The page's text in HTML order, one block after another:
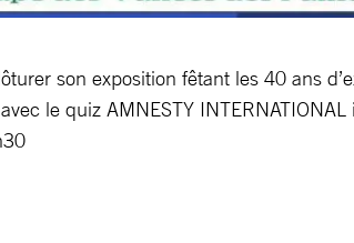
son exposition fêtant les 40 ans
le quiz AMNESTY